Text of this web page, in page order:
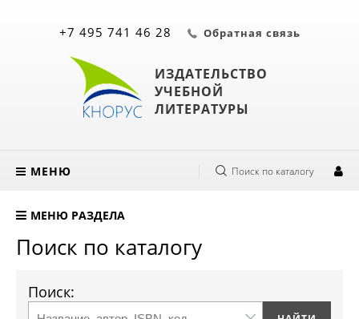
ИЗДАТЕЛЬСТВО
УЧЕБНОЙ
ЛИТЕРАТУРЫ
+7 495 741 46 28 Обратная связь
МЕНЮ Поиск по каталогу
МЕНЮ РАЗДЕЛА
Поиск по каталогу
Поиск: